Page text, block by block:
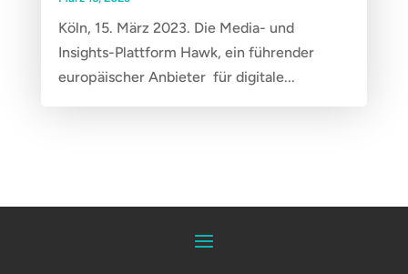
Köln, 15. März 2023. Die Media- und
Insights-Plattform Hawk, ein führender
europäischer Anbieter für digitale...